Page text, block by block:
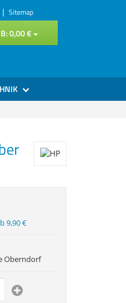
| Sitemap
0,00€
9,90 €
Oberndorf